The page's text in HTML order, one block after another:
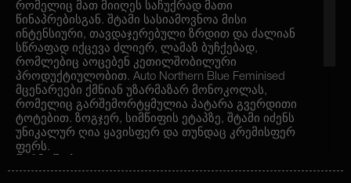
რომელიც მათ მიიღეს საჩუქრად მათი
წინაპრებისგან. შტამი სასიამოვნოა მისი
ინტენსიური, თავდაჯერებული ზრდით და ძალიან
სწრაფად იქცევა ძლიერ, ლამაზ ბუჩქებად,
რომლებიც აოცებენ კეთილშობილური
პროდუქტიულობით. Auto Northern Blue Feminised
მცენარეები ქმნიან უზარმაზარ მონოკოლას,
რომელიც გარშემორტყმულია პატარა გვერდითი
ტოტებით. ზოგჯერ, სიმწიფის ეტაპზე, შტამი იძენს
უნიკალურ ღია ყავისფერ და თუნდაც კრემისფერ
ფერს.